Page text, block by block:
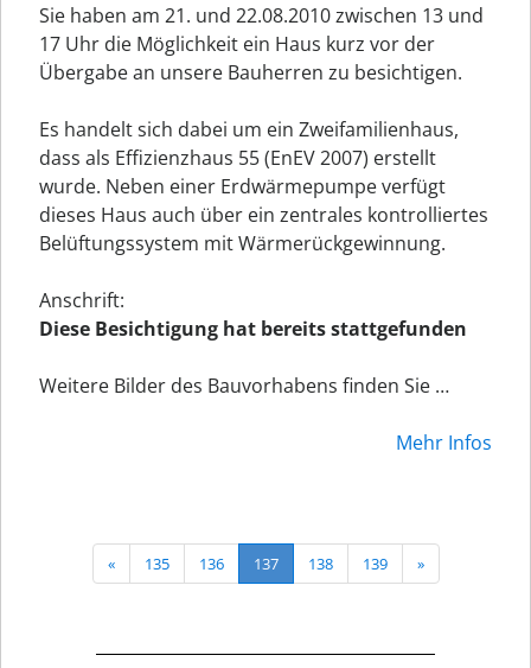
Sie haben am 21. und 22.08.2010 zwischen 13 und
17 Uhr die Möglichkeit ein Haus kurz vor der
Übergabe an unsere Bauherren zu besichtigen.
Es handelt sich dabei um ein Zweifamilienhaus,
dass als Effizienzhaus 55 (EnEV 2007) erstellt
wurde. Neben einer Erdwärmepumpe verfügt
dieses Haus auch über ein zentrales kontrolliertes
Belüftungssystem mit Wärmerückgewinnung.
Anschrift:
Diese Besichtigung hat bereits stattgefunden
Weitere Bilder des Bauvorhabens finden Sie …
Mehr Infos
« 135 136 137 138 139 »